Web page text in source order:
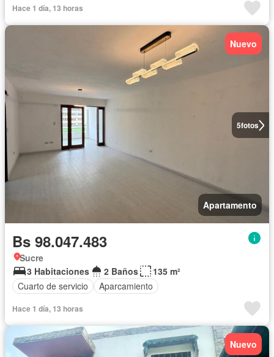
Hace 1 día, 13 horas
5fotos
Nuevo
Apartamento
Bs 98.047.483
Sucre
3 Habitaciones
2 Baños
135 m²
Cuarto de servicio
Aparcamiento
Hace 1 día, 13 horas
Nuevo